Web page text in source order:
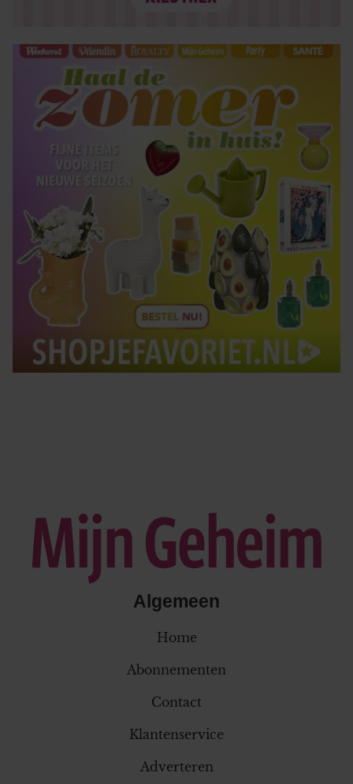
verzameld op basis van uw gebruik van hun services. U
gaat akkoord met onze cookies als u onze website blijft
gebruiken.
Algemeen
Home
Abonnementen
Contact
Klantenservice
Adverteren